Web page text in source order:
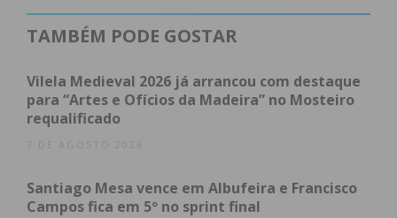
TAMBÉM PODE GOSTAR
Vilela Medieval 2026 já arrancou com destaque
para “Artes e Ofícios da Madeira” no Mosteiro
requalificado
7 DE AGOSTO 2026
Santiago Mesa vence em Albufeira e Francisco
Campos fica em 5º no sprint final